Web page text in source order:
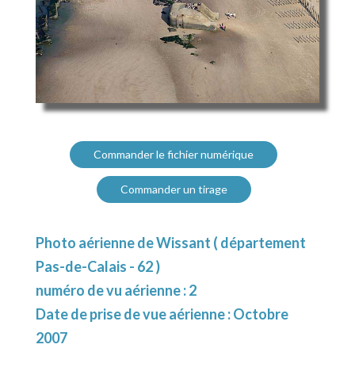
Commander le fichier numérique
Commander un tirage
Photo aérienne de Wissant ( département
Pas-de-Calais - 62 )
numéro de vu aérienne : 2
Date de prise de vue aérienne : Octobre
2007